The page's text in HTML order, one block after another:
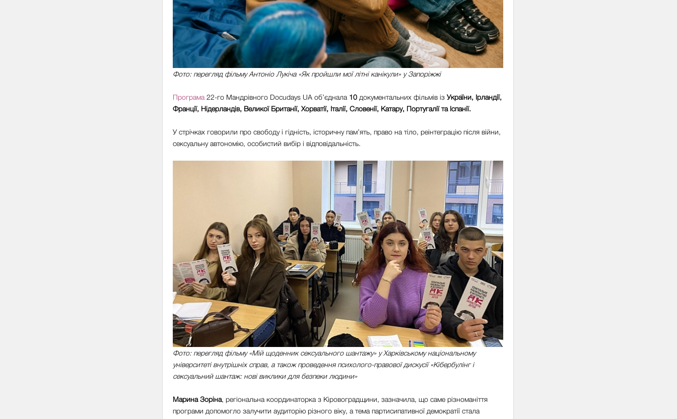
Фото: перегляд фільму Антоніо Лукіча «Як пройшли мої літні канікули» у Запоріжжі
Програма 22-го Мандрівного Docudays UA об’єднала 10 документальних фільмів із України, Ірландії,
Франції, Нідерландів, Великої Британії, Хорватії, Італії, Словенії, Катару, Португалії та Іспанії.
У стрічках говорили про свободу і гідність, історичну пам’ять, право на тіло, реінтеграцію після війни,
сексуальну автономію, особистий вибір і відповідальність.
Фото: перегляд фільму «Мій щоденник сексуального шантажу» у Харківському національному
університеті внутрішніх справ, а також проведення психолого-правової дискусії «Кібербулінг і
сексуальний шантаж: нові виклики для безпеки людини»
Марина Зоріна, регіональна координаторка з Кіровоградщини, зазначила, що саме різноманіття
програми допомогло залучити аудиторію різного віку, а тема партисипативної демократії стала